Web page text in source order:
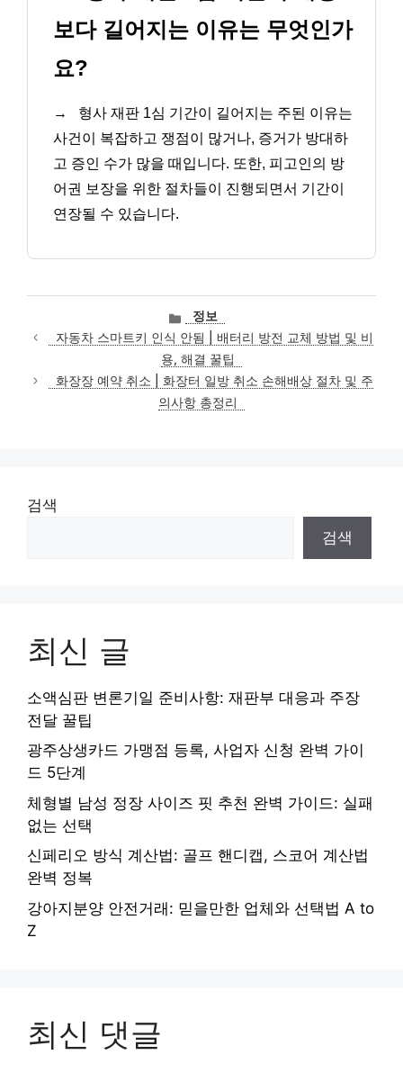
보다 길어지는 이유는 무엇인가
요?
→
형사 재판 1심 기간이 길어지는 주된 이유는
사건이 복잡하고 쟁점이 많거나, 증거가 방대하
고 증인 수가 많을 때입니다. 또한, 피고인의 방
어권 보장을 위한 절차들이 진행되면서 기간이
연장될 수 있습니다.
카
테
고
리
정보
자동차 스마트키 인식 안됨 | 배터리 방전 교체 방법 및 비
용, 해결 꿀팁
화장장 예약 취소 | 화장터 일방 취소 손해배상 절차 및 주
의사항 총정리
검색
검색
최신 글
소액심판 변론기일 준비사항: 재판부 대응과 주장
전달 꿀팁
광주상생카드 가맹점 등록, 사업자 신청 완벽 가이
드 5단계
체형별 남성 정장 사이즈 핏 추천 완벽 가이드: 실패
없는 선택
신페리오 방식 계산법: 골프 핸디캡, 스코어 계산법
완벽 정복
강아지분양 안전거래: 믿을만한 업체와 선택법 A to
Z
최신 댓글